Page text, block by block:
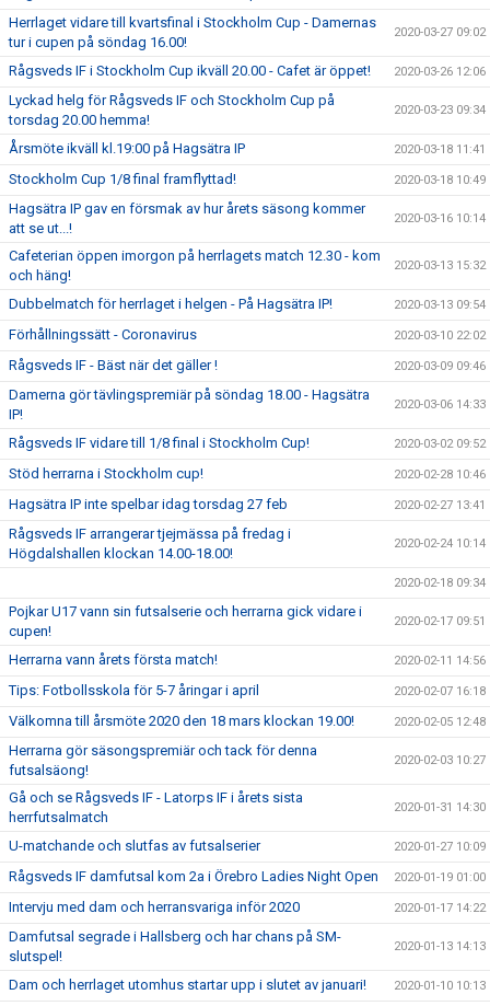
Herrlaget vidare till kvartsfinal i Stockholm Cup - Damernas
tur i cupen på söndag 16.00!
2020-03-27 09:02
Rågsveds IF i Stockholm Cup ikväll 20.00 - Cafet är öppet! 2020-03-26 12:06
Lyckad helg för Rågsveds IF och Stockholm Cup på
torsdag 20.00 hemma!
2020-03-23 09:34
Årsmöte ikväll kl.19:00 på Hagsätra IP 2020-03-18 11:41
Stockholm Cup 1/8 final framflyttad! 2020-03-18 10:49
Hagsätra IP gav en försmak av hur årets säsong kommer
att se ut...!
2020-03-16 10:14
Cafeterian öppen imorgon på herrlagets match 12.30 - kom
och häng!
2020-03-13 15:32
Dubbelmatch för herrlaget i helgen - På Hagsätra IP! 2020-03-13 09:54
Förhållningssätt - Coronavirus 2020-03-10 22:02
Rågsveds IF - Bäst när det gäller ! 2020-03-09 09:46
Damerna gör tävlingspremiär på söndag 18.00 - Hagsätra
IP!
2020-03-06 14:33
Rågsveds IF vidare till 1/8 final i Stockholm Cup! 2020-03-02 09:52
Stöd herrarna i Stockholm cup! 2020-02-28 10:46
Hagsätra IP inte spelbar idag torsdag 27 feb 2020-02-27 13:41
Rågsveds IF arrangerar tjejmässa på fredag i
Högdalshallen klockan 14.00-18.00!
2020-02-24 10:14
2020-02-18 09:34
Pojkar U17 vann sin futsalserie och herrarna gick vidare i
cupen!
2020-02-17 09:51
Herrarna vann årets första match! 2020-02-11 14:56
Tips: Fotbollsskola för 5-7 åringar i april 2020-02-07 16:18
Välkomna till årsmöte 2020 den 18 mars klockan 19.00! 2020-02-05 12:48
Herrarna gör säsongspremiär och tack för denna
futsalsäong!
2020-02-03 10:27
Gå och se Rågsveds IF - Latorps IF i årets sista
herrfutsalmatch
2020-01-31 14:30
U-matchande och slutfas av futsalserier 2020-01-27 10:09
Rågsveds IF damfutsal kom 2a i Örebro Ladies Night Open 2020-01-19 01:00
Intervju med dam och herransvariga inför 2020 2020-01-17 14:22
Damfutsal segrade i Hallsberg och har chans på SM-
slutspel!
2020-01-13 14:13
Dam och herrlaget utomhus startar upp i slutet av januari! 2020-01-10 10:13